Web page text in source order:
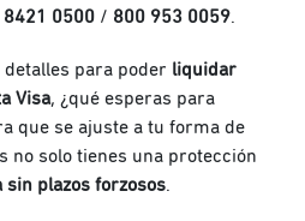
8421 0500 / 800 953 0059.
para poder liquidar
Visa, ¿qué esperas para
que se ajuste a tu forma de
no solo tienes una protección
sin plazos forzosos.